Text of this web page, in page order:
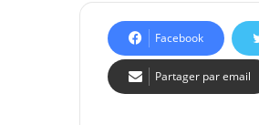
Facebook
Partager par email